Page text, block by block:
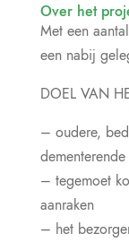
Over het
Met een
een nabij
DOEL VAN
– oudere,
– tegemoet
aanraken
– het